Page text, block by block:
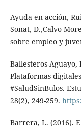
Ayuda en acción,
Sonat, D.,Calvo
sobre empleo y
Ballesteros-
Plataformas
#SaludSinBulos.
28(2), 249-259.
Barrera, L. (2016).